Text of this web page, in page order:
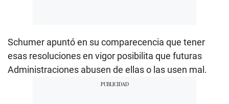
Schumer apuntó en su comparecencia que tener
esas resoluciones en vigor posibilita que futuras
Administraciones abusen de ellas o las usen mal.